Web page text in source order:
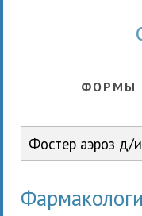
ФОРМЫ
Фостер аэроз д/